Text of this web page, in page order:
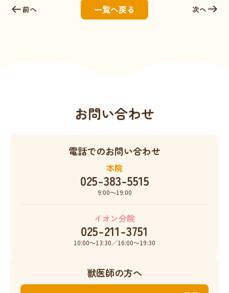
前へ 一覧へ戻る 次へ
お問い合わせ
電話でのお問い合わせ
本院
025-383-5515
9:00〜19:00
イオン分院
025-211-3751
10:00〜13:30／16:00〜19:30
獣医師の方へ